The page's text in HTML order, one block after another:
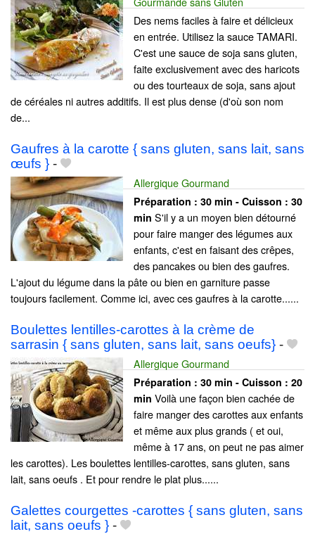
Des nems faciles à faire et délicieux
en entrée. Utilisez la sauce TAMARI.
C'est une sauce de soja sans gluten,
faite exclusivement avec des haricots
ou des tourteaux de soja, sans ajout
de céréales ni autres additifs. Il est plus dense (d'où son nom
de...
Gaufres à la carotte { sans gluten, sans lait, sans
œufs } -
Allergique Gourmand
Préparation : 30 min - Cuisson : 30
min S'il y a un moyen bien détourné
pour faire manger des légumes aux
enfants, c'est en faisant des crêpes,
des pancakes ou bien des gaufres.
L'ajout du légume dans la pâte ou bien en garniture passe
toujours facilement. Comme ici, avec ces gaufres à la carotte......
Boulettes lentilles-carottes à la crème de
sarrasin { sans gluten, sans lait, sans oeufs} -
Allergique Gourmand
Préparation : 30 min - Cuisson : 20
min Voilà une façon bien cachée de
faire manger des carottes aux enfants
et même aux plus grands ( et oui,
même à 17 ans, on peut ne pas aimer
les carottes). Les boulettes lentilles-carottes, sans gluten, sans
lait, sans oeufs . Et pour rendre le plat plus......
Galettes courgettes -carottes { sans gluten, sans
lait, sans oeufs } -